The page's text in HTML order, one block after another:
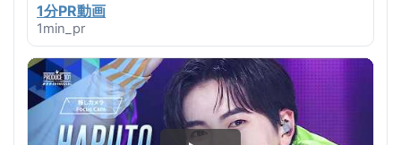
1分PR動画
1min_pr